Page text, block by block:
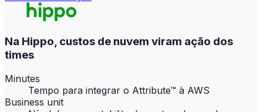
Na Hippo, custos de nuvem viram ação dos
times
Minutes
Tempo para integrar o Attribute™ à AWS
Business unit